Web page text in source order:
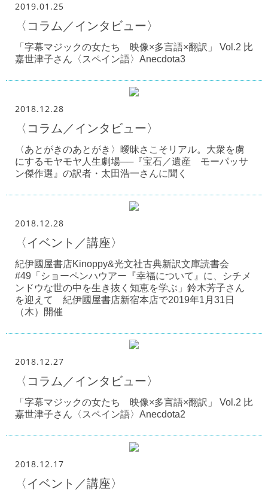
2019.01.25
〈コラム／インタビュー〉
「字幕マジックの女たち 映像×多言語×翻訳」 Vol.2 比
嘉世津子さん〈スペイン語〉Anecdota3
2018.12.28
〈コラム／インタビュー〉
〈あとがきのあとがき〉曖昧さこそリアル。大衆を虜
にするモヤモヤ人生劇場──『宝石／遺産 モーパッサ
ン傑作選』の訳者・太田浩一さんに聞く
2018.12.28
〈イベント／講座〉
紀伊國屋書店Kinoppy&光文社古典新訳文庫読書会
#49「ショーペンハウアー『幸福について』に、シチメ
ンドウな世の中を生き抜く知恵を学ぶ」鈴木芳子さん
を迎えて 紀伊國屋書店新宿本店で2019年1月31日
（木）開催
2018.12.27
〈コラム／インタビュー〉
「字幕マジックの女たち 映像×多言語×翻訳」 Vol.2 比
嘉世津子さん〈スペイン語〉Anecdota2
2018.12.17
〈イベント／講座〉